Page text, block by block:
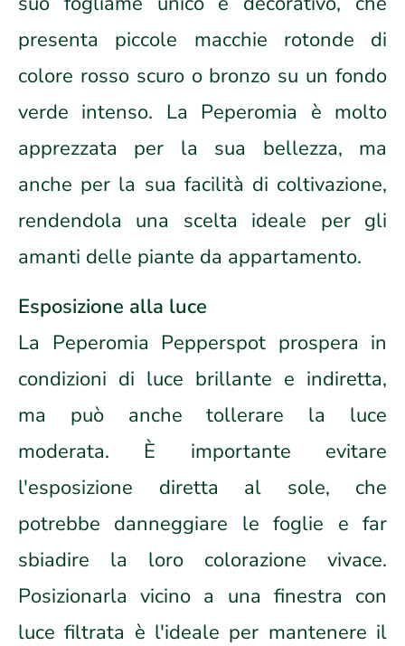
presenta piccole macchie rotonde di
colore rosso scuro o bronzo su un fondo
verde intenso. La Peperomia è molto
apprezzata per la sua bellezza, ma
anche per la sua facilità di coltivazione,
rendendola una scelta ideale per gli
amanti delle piante da appartamento.
Esposizione alla luce
La Peperomia Pepperspot prospera in
condizioni di luce brillante e indiretta,
ma può anche tollerare la luce
moderata. È importante evitare
l'esposizione diretta al sole, che
potrebbe danneggiare le foglie e far
sbiadire la loro colorazione vivace.
Posizionarla vicino a una finestra con
luce filtrata è l'ideale per mantenere il